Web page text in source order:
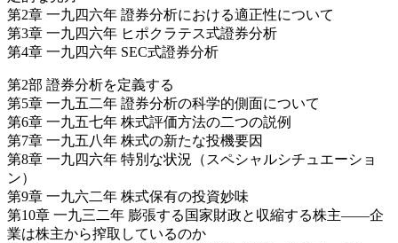
第2章 一九四六年 證券分析における適正性について
第3章 一九四六年 ヒポクラテス式證券分析
第4章 一九四六年 SEC式證券分析
第2部 證券分析を定義する
第5章 一九五二年 證券分析の科学的側面について
第6章 一九五七年 株式評価方法の二つの説例
第7章 一九五八年 株式の新たな投機要因
第8章 一九四六年 特別な状況（スペシャルシチュエーショ
ン）
第9章 一九六二年 株式保有の投資妙味
第10章 一九三二年 膨張する国家財政と収縮する株主――企
業は株主から搾取しているのか